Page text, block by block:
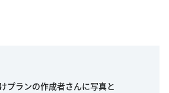
プランの作成者さんに写真と